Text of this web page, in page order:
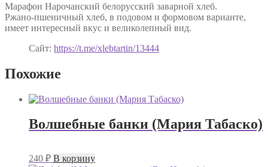
Марафон Нарочанский белорусский заварной хлеб.
Ржано-пшеничный хлеб, в подовом и формовом варианте,
имеет интересный вкус и великолепный вид.
Сайт: https://t.me/xlebtartin/13444
Похожие
Волшебные банки (Мария Табаско)
240 ₽ В корзину